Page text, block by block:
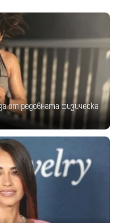
от редовната физическа